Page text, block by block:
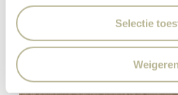
Selectie